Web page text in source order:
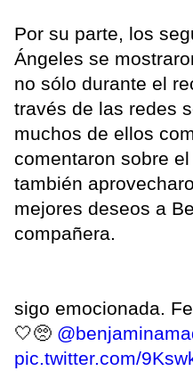
Por su parte, los
Ángeles se
no sólo durante el
través de las redes
muchos de ellos
comentaron sobre
también
mejores deseos a
compañera.
sigo emocionada.
🤍🥺
pic.twitter.com/